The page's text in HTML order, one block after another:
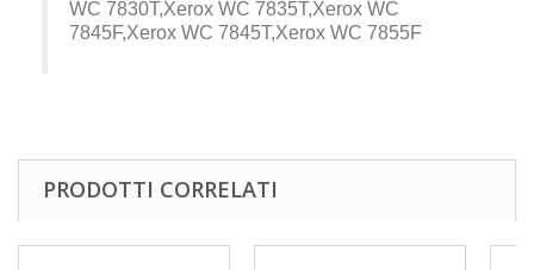
WC 7830T,Xerox WC 7835T,Xerox WC
7845F,Xerox WC 7845T,Xerox WC 7855F
PRODOTTI CORRELATI